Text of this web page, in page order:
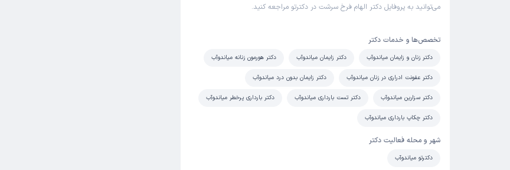
می‌توانید به پروفایل دکتر الهام فرخ سرشت در دکترتو مراجعه کنید.
تخصص‌ها و خدمات دکتر
دکتر زنان و زایمان میاندوآب دکتر زایمان میاندوآب دکتر هورمون زنانه میاندوآب
دکتر عفونت ادراری در زنان میاندوآب دکتر زایمان بدون درد میاندوآب
دکتر سزارین میاندوآب دکتر تست بارداری میاندوآب دکتر بارداری پرخطر میاندوآب
دکتر چکاپ بارداری میاندوآب
شهر و محله فعالیت دکتر
دکترتو میاندوآب